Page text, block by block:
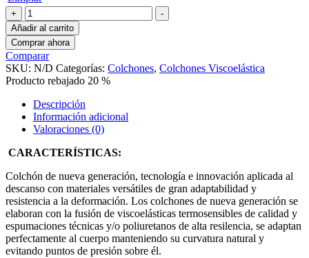
+
Colchón
VISCODINAMIC
cantidad
-
Añadir al carrito
Comprar ahora
Comparar
SKU: N/D Categorías: Colchones, Colchones Viscoelástica
Producto rebajado 20 %
Descripción
Información adicional
Valoraciones (0)
CARACTERÍSTICAS:
Colchón de nueva generación, tecnología e innovación aplicada al
descanso con materiales versátiles de gran adaptabilidad y
resistencia a la deformación. Los colchones de nueva generación se
elaboran con la fusión de viscoelásticas termosensibles de calidad y
espumaciones técnicas y/o poliuretanos de alta resilencia, se adaptan
perfectamente al cuerpo manteniendo su curvatura natural y
evitando puntos de presión sobre él.